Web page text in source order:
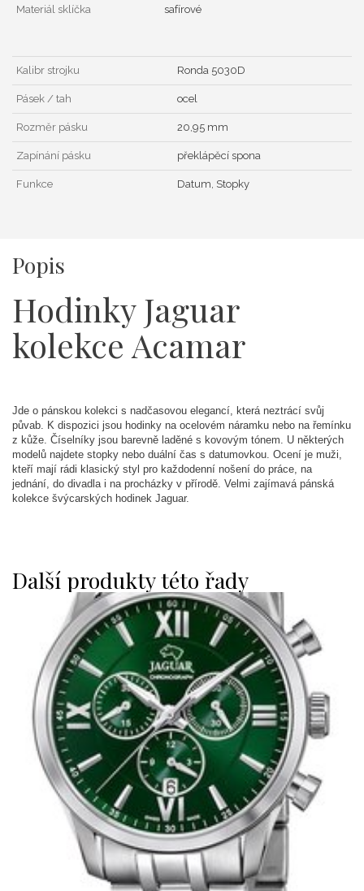
Materiál sklíčka safírové
Kalibr strojku Ronda 5030D
Pásek / tah ocel
Rozměr pásku 20,95 mm
Zapínání pásku překlápěcí spona
Funkce Datum, Stopky
Popis
Hodinky Jaguar
kolekce Acamar
Jde o pánskou kolekci s nadčasovou elegancí, která neztrácí svůj
půvab. K dispozici jsou hodinky na ocelovém náramku nebo na řemínku
z kůže. Číselníky jsou barevně laděné s kovovým tónem. U některých
modelů najdete stopky nebo duální čas s datumovkou. Ocení je muži,
kteří mají rádi klasický styl pro každodenní nošení do práce, na
jednání, do divadla i na procházky v přírodě. Velmi zajímavá pánská
kolekce švýcarských hodinek Jaguar.
Další produkty této řady
JAGUAR J963/3
ACAMAR